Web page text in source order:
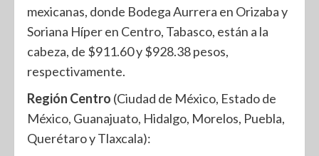
mexicanas, donde Bodega Aurrera en Orizaba y
Soriana Híper en Centro, Tabasco, están a la
cabeza, de $911.60 y $928.38 pesos,
respectivamente.
Región Centro (Ciudad de México, Estado de
México, Guanajuato, Hidalgo, Morelos, Puebla,
Querétaro y Tlaxcala):